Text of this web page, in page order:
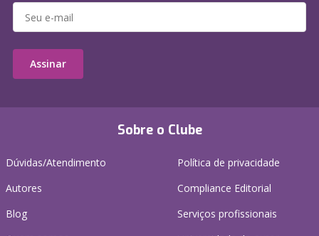
Sobre o Clube
Dúvidas/Atendimento
Autores
Blog
Política de privacidade
Compliance Editorial
Serviços profissionais
Assinar